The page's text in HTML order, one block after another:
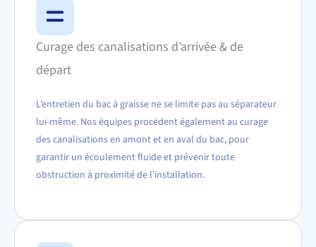
Curage des canalisations d’arrivée & de
départ
L’entretien du bac à graisse ne se limite pas au séparateur
lui-même. Nos équipes procèdent également au curage
des canalisations en amont et en aval du bac, pour
garantir un écoulement fluide et prévenir toute
obstruction à proximité de l’installation.